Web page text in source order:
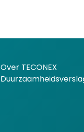
Over TECONEX